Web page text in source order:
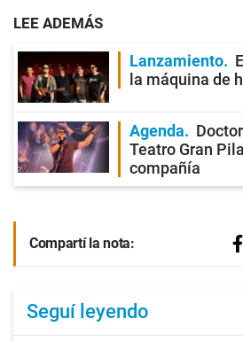
LEE ADEMÁS
Lanzamiento
la máquina de
Agenda
Teatro Gran
compañía
Compartí la nota:
Seguí leyendo